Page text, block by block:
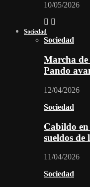
10/05/2026
Sociedad
Sociedad
Marcha de
Pando
12/04/2026
Sociedad
Cabildo
sueldos de
11/04/2026
Sociedad